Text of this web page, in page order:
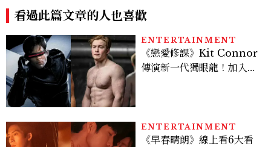
看過此篇文章的人也喜歡
ENTERTAINMENT
《戀愛修課》Kit Connor
傳演新一代獨眼龍！加入新
ENTERTAINMENT
《早春晴朗》線上看6大看